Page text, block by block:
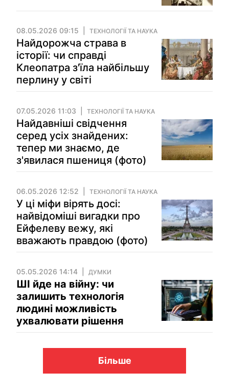
08.05.2026 09:15 ТЕХНОЛОГІЇ ТА НАУКА
Найдорожча страва в
історії: чи справді
Клеопатра з'їла найбільшу
перлину у світі
07.05.2026 11:03 ТЕХНОЛОГІЇ ТА НАУКА
Найдавніші свідчення
серед усіх знайдених:
тепер ми знаємо, де
з'явилася пшениця (фото)
06.05.2026 12:52 ТЕХНОЛОГІЇ ТА НАУКА
У ці міфи вірять досі:
найвідоміші вигадки про
Ейфелеву вежу, які
вважають правдою (фото)
05.05.2026 14:14 ДУМКИ
ШІ йде на війну: чи
залишить технологія
людині можливість
ухвалювати рішення
Більше